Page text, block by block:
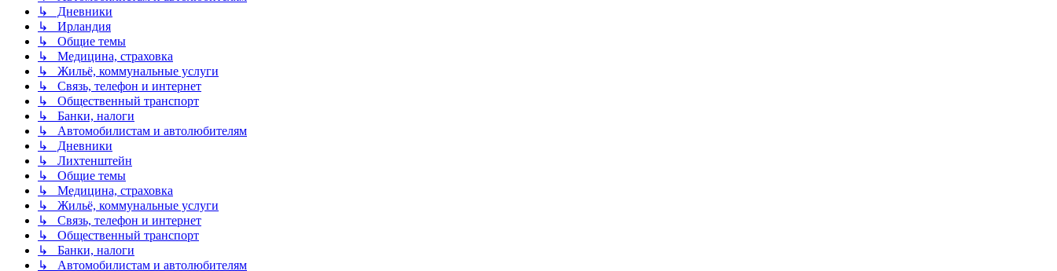
↳ Дневники
↳ Ирландия
↳ Общие темы
↳ Медицина, страховка
↳ Жильё, коммунальные услуги
↳ Связь, телефон и интернет
↳ Общественный транспорт
↳ Банки, налоги
↳ Автомобилистам и автолюбителям
↳ Дневники
↳ Лихтенштейн
↳ Общие темы
↳ Медицина, страховка
↳ Жильё, коммунальные услуги
↳ Связь, телефон и интернет
↳ Общественный транспорт
↳ Банки, налоги
↳ Автомобилистам и автолюбителям